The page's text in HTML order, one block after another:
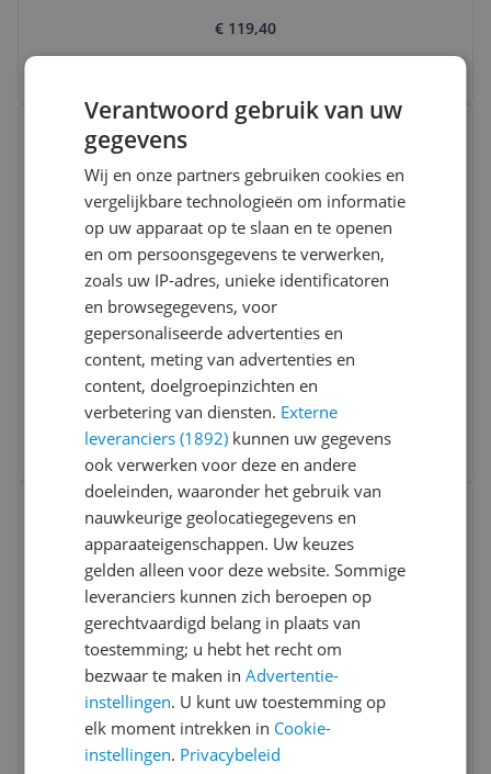
€ 119,40
Vergelijken
Rowenta Karl Lagerfeld Waves Addict
Krultang - Dames
v.a. € 55,95
2 prijzen
Ga naar goedkoopste
Bekijk product
Vergelijken
Rowenta Ultimate Experience CF4310 Air
Care Curling Wand - White
Bekijk product
Verantwoord gebruik van uw
gegevens
Wij en onze partners gebruiken cookies en
vergelijkbare technologieën om informatie
op uw apparaat op te slaan en te openen
en om persoonsgegevens te verwerken,
zoals uw IP-adres, unieke identificatoren
en browsegegevens, voor
gepersonaliseerde advertenties en
content, meting van advertenties en
content, doelgroepinzichten en
verbetering van diensten. Externe
leveranciers (1892) kunnen uw gegevens
ook verwerken voor deze en andere
doeleinden, waaronder het gebruik van
nauwkeurige geolocatiegegevens en
apparaateigenschappen. Uw keuzes
gelden alleen voor deze website. Sommige
leveranciers kunnen zich beroepen op
gerechtvaardigd belang in plaats van
toestemming; u hebt het recht om
bezwaar te maken inAdvertentie-
instellingen. U kunt uw toestemming op
elk moment intrekken in Cookie-
instellingen. Privacybeleid